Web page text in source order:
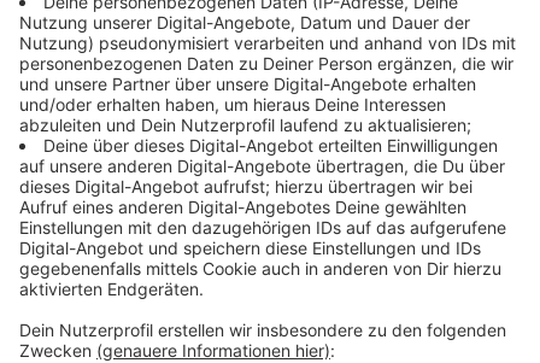
Für Eltern von Schülern der Klassen 1-6, die ihr Kind zu
Hause nicht angemessen betreuen können, gibt es in
Bonn zudem schon ab morgen ein Betreuungsangebot
in den Schulen - nutzen können es betroffene Eltern
jedoch nur nach einem vorherigen Antrag.
Währenddessen sinkt der 7-Tage-Inzidenzwert in Bonn
auf jetzt 118,3; im Rhein-Sieg-Kreis ist er gestiegen -
auf 87,7.
Anzeige